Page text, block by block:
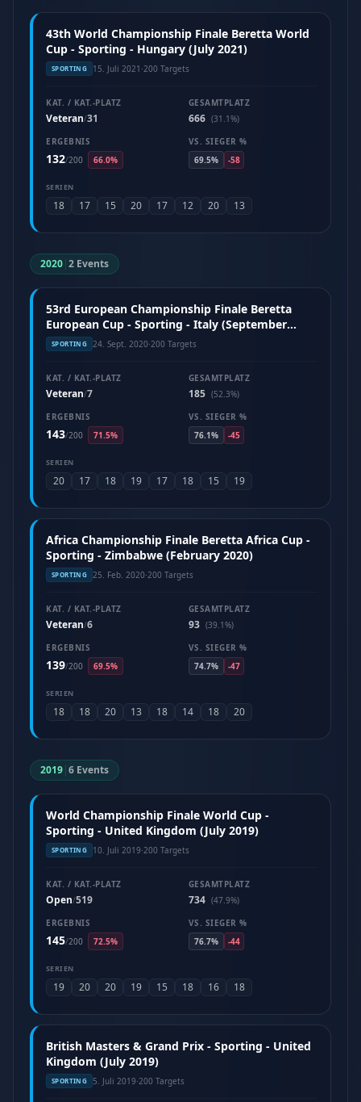
43th World Championship Finale Beretta World
Cup - Sporting - Hungary (July 2021)
SPORTING 15. Juli 2021 ·200 Targets
KAT. / KAT.-PLATZ
Veteran/31
GESAMTPLATZ
666 (31.1%)
ERGEBNIS
132/200 66.0%
VS. SIEGER %
69.5%
-58
SERIEN
18 17 15 20 17 12 20 13
2020|2 Events
53rd European Championship Finale Beretta
European Cup - Sporting - Italy (September
2020)
SPORTING 24. Sept. 2020·200 Targets
KAT. / KAT.-PLATZ
Veteran/7
GESAMTPLATZ
185 (52.3%)
ERGEBNIS
143/200 71.5%
VS. SIEGER %
76.1%
-45
SERIEN
20 17 18 19 17 18 15 19
Africa Championship Finale Beretta Africa Cup -
Sporting - Zimbabwe (February 2020)
SPORTING 25. Feb. 2020·200 Targets
KAT. / KAT.-PLATZ
Veteran/6
GESAMTPLATZ
93 (39.1%)
ERGEBNIS
139/200 69.5%
VS. SIEGER %
74.7%
-47
SERIEN
18 18 20 13 18 14 18 20
2019|6 Events
World Championship Finale World Cup -
Sporting - United Kingdom (July 2019)
SPORTING 10. Juli 2019·200 Targets
KAT. / KAT.-PLATZ
Open/519
GESAMTPLATZ
734 (47.9%)
ERGEBNIS
145/200 72.5%
VS. SIEGER %
76.7%
-44
SERIEN
19 20 20 19 15 18 16 18
British Masters & Grand Prix - Sporting - United
Kingdom (July 2019)
SPORTING 5. Juli 2019·200 Targets